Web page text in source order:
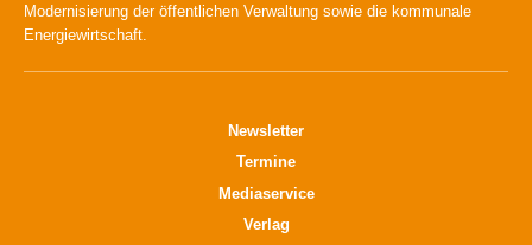
Modernisierung der öffentlichen Verwaltung sowie die kommunale
Energiewirtschaft.
Newsletter
Termine
Mediaservice
Verlag